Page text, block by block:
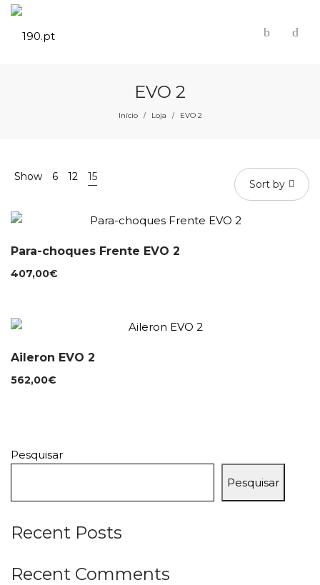
EVO 2
Início / Loja / EVO 2
Show 6 12 15
Sort by
Para-choques Frente EVO 2
407,00€
Aileron EVO 2
562,00€
Pesquisar
Pesquisar
Recent Posts
Recent Comments